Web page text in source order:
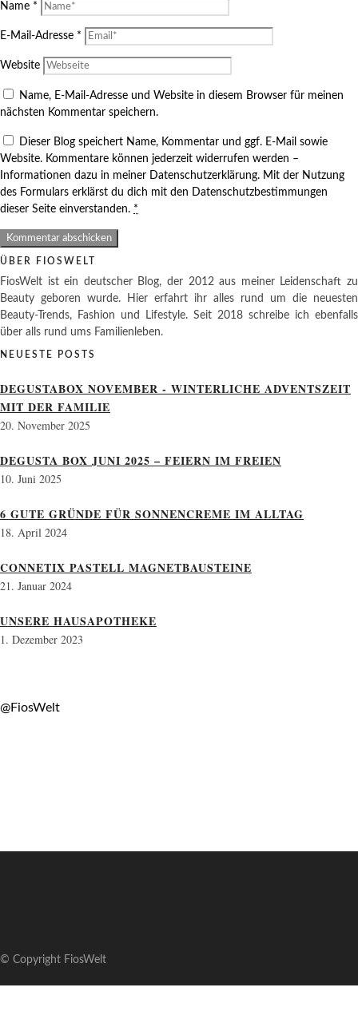
Name *
E-Mail-Adresse *
Website
Name, E-Mail-Adresse und Website in diesem Browser für meinen
nächsten Kommentar speichern.
Dieser Blog speichert Name, Kommentar und ggf. E-Mail sowie
Website. Kommentare können jederzeit widerrufen werden –
Informationen dazu in meiner Datenschutzerklärung. Mit der Nutzung
des Formulars erklärst du dich mit den Datenschutzbestimmungen
dieser Seite einverstanden. *
ÜBER FIOSWELT
FiosWelt ist ein deutscher Blog, der 2012 aus meiner Leidenschaft zu
Beauty geboren wurde. Hier erfahrt ihr alles rund um die neuesten
Beauty-Trends, Fashion und Lifestyle. Seit 2018 schreibe ich ebenfalls
über alls rund ums Familienleben.
NEUESTE POSTS
DEGUSTABOX NOVEMBER - WINTERLICHE ADVENTSZEIT
MIT DER FAMILIE
20. November 2025
DEGUSTA BOX JUNI 2025 – FEIERN IM FREIEN
10. Juni 2025
6 GUTE GRÜNDE FÜR SONNENCREME IM ALLTAG
18. April 2024
CONNETIX PASTELL MAGNETBAUSTEINE
21. Januar 2024
UNSERE HAUSAPOTHEKE
1. Dezember 2023
@FiosWelt
© Copyright FiosWelt